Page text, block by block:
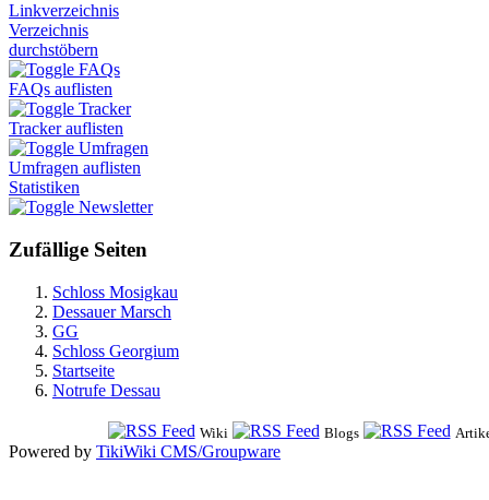
Linkverzeichnis
Verzeichnis
durchstöbern
FAQs
FAQs auflisten
Tracker
Tracker auflisten
Umfragen
Umfragen auflisten
Statistiken
Newsletter
Zufällige Seiten
Schloss Mosigkau
Dessauer Marsch
GG
Schloss Georgium
Startseite
Notrufe Dessau
Wiki Blogs
Powered by TikiWiki CMS/Groupware